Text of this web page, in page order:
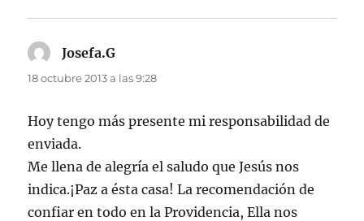
Josefa.G
18 octubre 2013 a las 9:28
Hoy tengo más presente mi responsabilidad de
enviada.
Me llena de alegría el saludo que Jesús nos
indica.¡Paz a ésta casa! La recomendación de
confiar en todo en la Providencia, Ella nos